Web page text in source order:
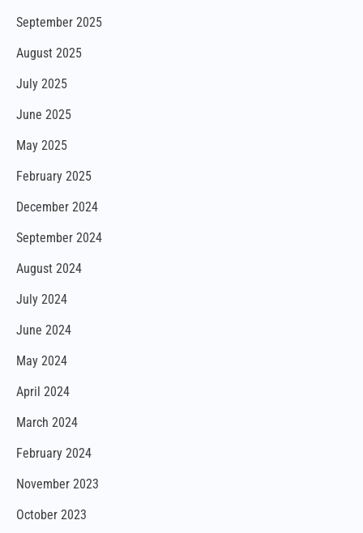
September 2025
August 2025
July 2025
June 2025
May 2025
February 2025
December 2024
September 2024
August 2024
July 2024
June 2024
May 2024
April 2024
March 2024
February 2024
November 2023
October 2023